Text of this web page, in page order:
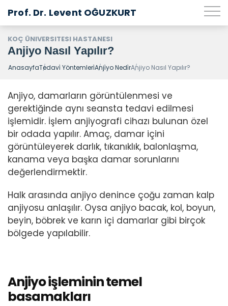
Prof. Dr. Levent OĞUZKURT
KOÇ ÜNIVERSITESI HASTANESI
Anjiyo Nasıl Yapılır?
AnasayfaTedavi̇ Yöntemleri̇Anji̇yo Nedi̇rAnjiyo Nasıl Yapılır?
Anjiyo, damarların görüntülenmesi ve
gerektiğinde aynı seansta tedavi edilmesi
işlemidir. İşlem anjiyografi cihazı bulunan özel
bir odada yapılır. Amaç, damar içini
görüntüleyerek darlık, tıkanıklık, balonlaşma,
kanama veya başka damar sorunlarını
değerlendirmektir.
Halk arasında anjiyo denince çoğu zaman kalp
anjiyosu anlaşılır. Oysa anjiyo bacak, kol, boyun,
beyin, böbrek ve karın içi damarlar gibi birçok
bölgede yapılabilir.
Anjiyo işleminin temel
basamakları